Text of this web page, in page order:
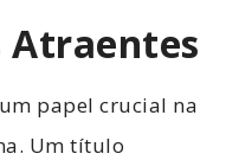
Atraentes
papel crucial na
Um título